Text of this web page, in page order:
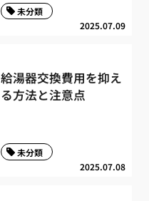
2025.07.09
未分類
給湯器交換費用を抑え
る方法と注意点
2025.07.08
未分類